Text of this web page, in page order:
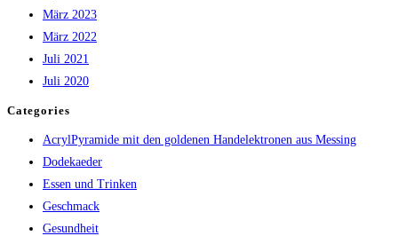
März 2023
März 2022
Juli 2021
Juli 2020
Categories
AcrylPyramide mit den goldenen Handelektronen aus Messing
Dodekaeder
Essen und Trinken
Geschmack
Gesundheit